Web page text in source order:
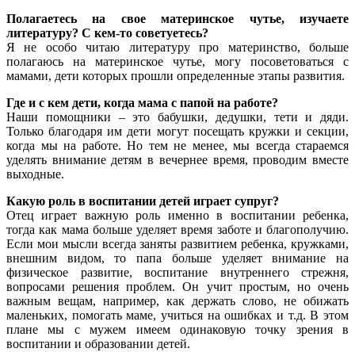
Полагаетесь на свое материнское чутье, изучаете
литературу? С кем-то советуетесь?
Я не особо читаю литературу про материнство, больше
полагаюсь на материнское чутье, могу посоветоваться с
мамами, дети которых прошли определенные этапы развития.
Где и с кем дети, когда мама с папой на работе?
Наши помощники – это бабушки, дедушки, тети и дяди.
Только благодаря им дети могут посещать кружки и секции,
когда мы на работе. Но тем не менее, мы всегда стараемся
уделять внимание детям в вечернее время, проводим вместе
выходные.
Какую роль в воспитании детей играет супруг?
Отец играет важную роль именно в воспитании ребенка,
тогда как мама больше уделяет время заботе и благополучию.
Если мои мысли всегда заняты развитием ребенка, кружками,
внешним видом, то папа больше уделяет внимание на
физическое развитие, воспитание внутреннего стрежня,
вопросами решения проблем. Он учит простым, но очень
важным вещам, например, как держать слово, не обижать
маленьких, помогать маме, учиться на ошибках и т.д. В этом
плане мы с мужем имеем одинаковую точку зрения в
воспитании и образовании детей.